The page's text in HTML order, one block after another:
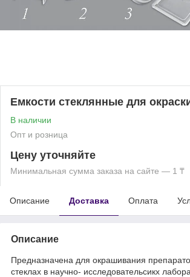
Емкости стеклянные для
В наличии
Опт и розница
Цену уточняйте
Минимальная сумма заказа на сайте — 1 ₸
Описание Доставка Оплата
Описание
Предназначена для окрашивания
стеклах в научно- исследовательсикх